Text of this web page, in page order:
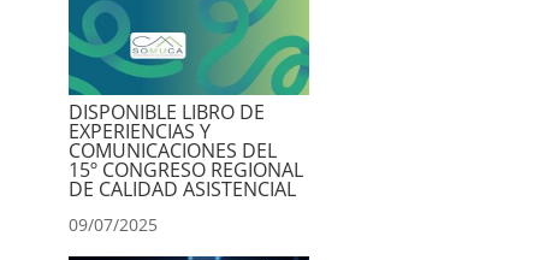
DISPONIBLE LIBRO DE
EXPERIENCIAS Y
COMUNICACIONES DEL
15º CONGRESO REGIONAL
DE CALIDAD ASISTENCIAL
09/07/2025